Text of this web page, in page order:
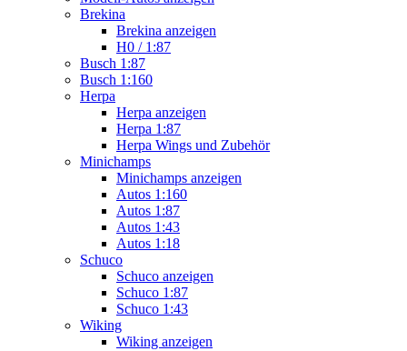
Brekina
Brekina anzeigen
H0 / 1:87
Busch 1:87
Busch 1:160
Herpa
Herpa anzeigen
Herpa 1:87
Herpa Wings und Zubehör
Minichamps
Minichamps anzeigen
Autos 1:160
Autos 1:87
Autos 1:43
Autos 1:18
Schuco
Schuco anzeigen
Schuco 1:87
Schuco 1:43
Wiking
Wiking anzeigen